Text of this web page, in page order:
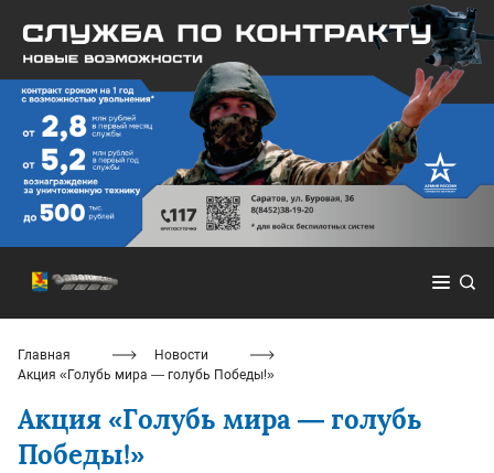
Главная
Новости
Акция «Голубь мира — голубь Победы!»
Акция «Голубь мира — голубь
Победы!»